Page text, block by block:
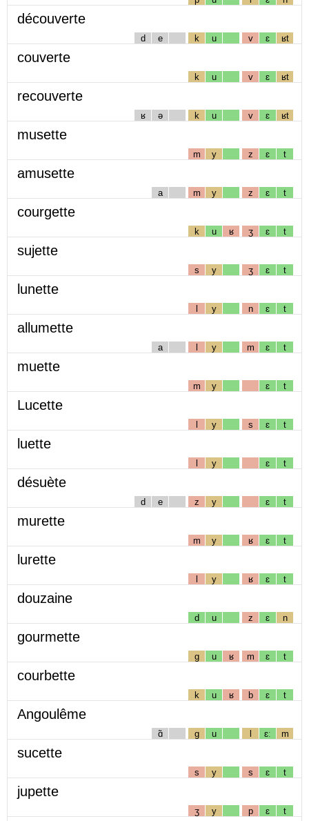
découverte
d e k u v ɛ ʁt
couverte
k u v ɛ ʁt
recouverte
ʁ ə k u v ɛ ʁt
musette
m y z ɛ t
amusette
a m y z ɛ t
courgette
k u ʁ ʒ ɛ t
sujette
s y ʒ ɛ t
lunette
l y n ɛ t
allumette
a l y m ɛ t
muette
m y ɛ t
Lucette
l y s ɛ t
luette
l y ɛ t
désuète
d e z y ɛ t
murette
m y ʁ ɛ t
lurette
l y ʁ ɛ t
douzaine
d u z ɛ n
gourmette
g u ʁ m ɛ t
courbette
k u ʁ b ɛ t
Angoulême
ɑ̃ g u l ɛː m
sucette
s y s ɛ t
jupette
ʒ y p ɛ t